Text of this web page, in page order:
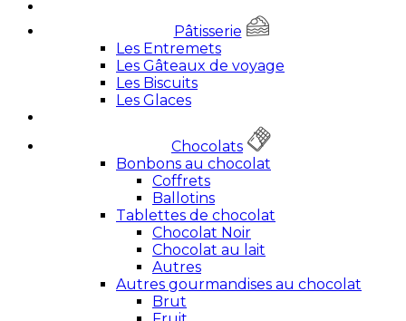
Pâtisserie
Les Entremets
Les Gâteaux de voyage
Les Biscuits
Les Glaces
Chocolats
Bonbons au chocolat
Coffrets
Ballotins
Tablettes de chocolat
Chocolat Noir
Chocolat au lait
Autres
Autres gourmandises au chocolat
Brut